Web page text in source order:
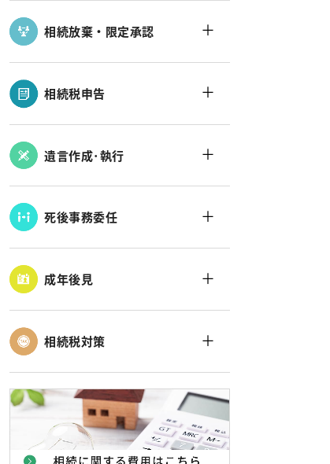
相続放棄・限定承認 ＋
相続税申告 ＋
遺言作成･執行 ＋
死後事務委任 ＋
成年後見 ＋
相続税対策 ＋